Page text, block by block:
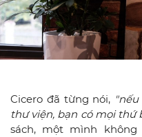
Cicero đã từng nói,
thư viện, bạn có mọi thứ
sách, một mình